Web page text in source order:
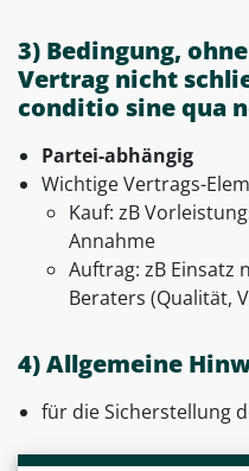
3) Bedingung,
Vertrag nicht
conditio sine qua
Partei-abhängig
Wichtige Vertrags-
Kauf: zB
Annahme
Auftrag: zB Einsatz
Beraters (Qualität,
4) Allgemeine
für die Sicherstellung